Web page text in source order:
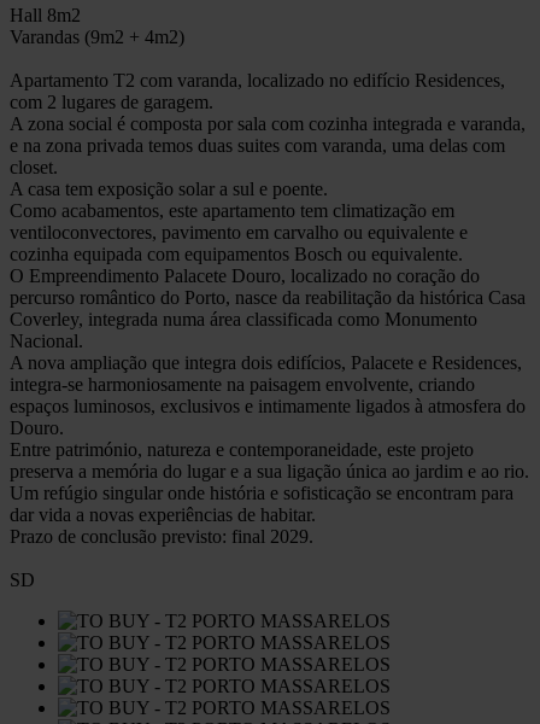
Hall 8m2
Varandas (9m2 + 4m2)
Apartamento T2 com varanda, localizado no edifício Residences,
com 2 lugares de garagem.
A zona social é composta por sala com cozinha integrada e varanda,
e na zona privada temos duas suites com varanda, uma delas com
closet.
A casa tem exposição solar a sul e poente.
Como acabamentos, este apartamento tem climatização em
ventiloconvectores, pavimento em carvalho ou equivalente e
cozinha equipada com equipamentos Bosch ou equivalente.
O Empreendimento Palacete Douro, localizado no coração do
percurso romântico do Porto, nasce da reabilitação da histórica Casa
Coverley, integrada numa área classificada como Monumento
Nacional.
A nova ampliação que integra dois edifícios, Palacete e Residences,
integra-se harmoniosamente na paisagem envolvente, criando
espaços luminosos, exclusivos e intimamente ligados à atmosfera do
Douro.
Entre património, natureza e contemporaneidade, este projeto
preserva a memória do lugar e a sua ligação única ao jardim e ao rio.
Um refúgio singular onde história e sofisticação se encontram para
dar vida a novas experiências de habitar.
Prazo de conclusão previsto: final 2029.
SD